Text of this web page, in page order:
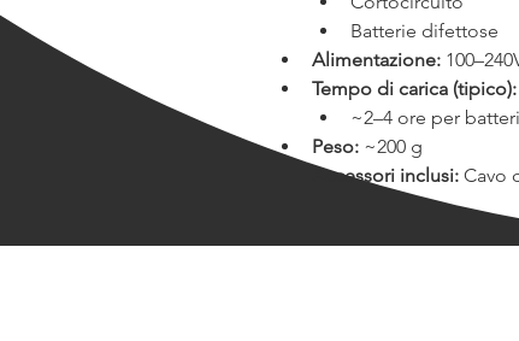
Batterie difettose
Alimentazione:
Tempo di carica (tipico):
~2–4 ore per
Peso: ~200 g
Accessori inclusi: Cavo